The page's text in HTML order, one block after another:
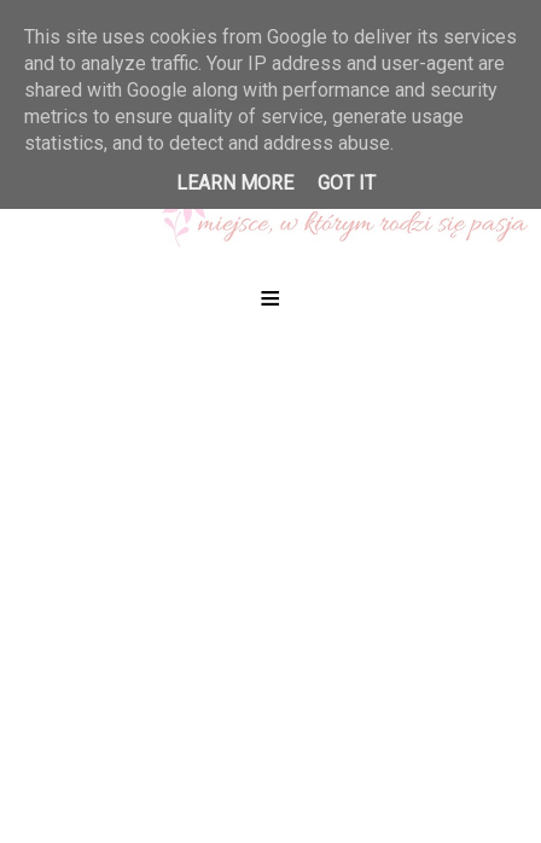
≡
This site uses cookies from Google to deliver its services
and to analyze traffic. Your IP address and user-agent are
shared with Google along with performance and security
metrics to ensure quality of service, generate usage
statistics, and to detect and address abuse.
LEARN MORE
GOT IT